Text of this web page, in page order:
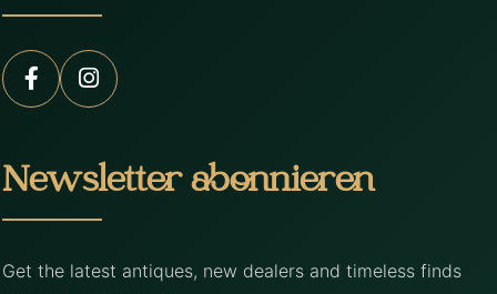
Newsletter abonnieren
Get the latest antiques, new dealers and timeless finds